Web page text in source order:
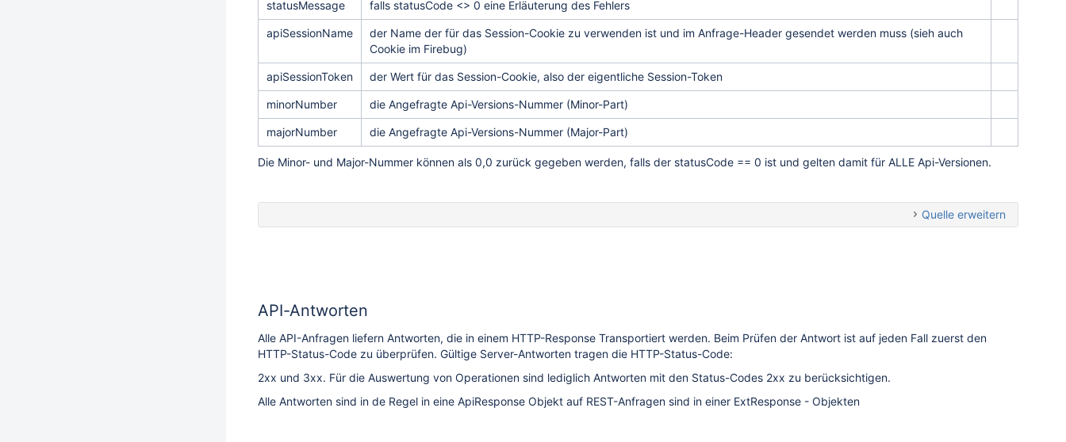
statusMessage falls statusCode <> 0 eine Erläuterung des Fehlers
apiSessionName
der Name der für das Session-Cookie zu verwenden ist und im Anfrage-Header gesendet werden muss (sieh auch
Cookie im Firebug)
apiSessionToken der Wert für das Session-Cookie, also der eigentliche Session-Token
minorNumber die Angefragte Api-Versions-Nummer (Minor-Part)
majorNumber die Angefragte Api-Versions-Nummer (Major-Part)
Die Minor- und Major-Nummer können als 0,0 zurück gegeben werden, falls der statusCode == 0 ist und gelten damit für ALLE Api-Versionen.
Quelle erweitern
API-Antworten
Alle API-Anfragen liefern Antworten, die in einem HTTP-Response Transportiert werden. Beim Prüfen der Antwort ist auf jeden Fall zuerst den
HTTP-Status-Code zu überprüfen. Gültige Server-Antworten tragen die HTTP-Status-Code:
2xx und 3xx. Für die Auswertung von Operationen sind lediglich Antworten mit den Status-Codes 2xx zu berücksichtigen.
Alle Antworten sind in de Regel in eine ApiResponse Objekt auf REST-Anfragen sind in einer ExtResponse - Objekten